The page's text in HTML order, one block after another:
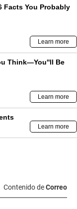
Contenido deCorreo